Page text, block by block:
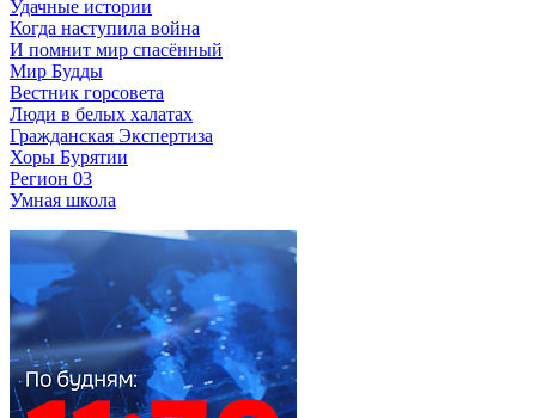
Удачные истории
Когда наступила война
И помнит мир спасённый
Мир Будды
Вестник горсовета
Люди в белых халатах
Гражданская Экспертиза
Хоры Бурятии
Регион 03
Умная школа